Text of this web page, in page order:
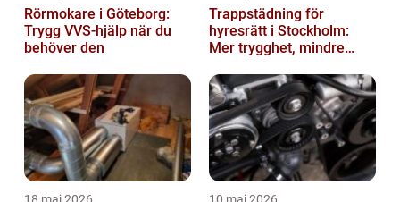
Rörmokare i Göteborg:
Trygg VVS-hjälp när du
behöver den
Trappstädning för
hyresrätt i Stockholm:
Mer trygghet, mindre